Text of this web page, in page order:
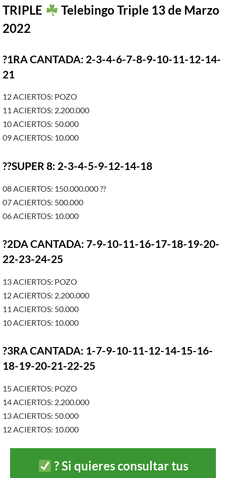
TRIPLE
Telebingo Triple 13 de Marzo
2022
?1RA CANTADA: 2-3-4-6-7-8-9-10-11-12-14-
21
12 ACIERTOS: POZO
11 ACIERTOS: 2.200.000
10 ACIERTOS: 50.000
09 ACIERTOS: 10.000
??SUPER 8: 2-3-4-5-9-12-14-18
08 ACIERTOS: 150.000.000 ??
07 ACIERTOS: 500.000
06 ACIERTOS: 10.000
?2DA CANTADA: 7-9-10-11-16-17-18-19-20-
22-23-24-25
13 ACIERTOS: POZO
12 ACIERTOS: 2.200.000
11 ACIERTOS: 50.000
10 ACIERTOS: 10.000
?3RA CANTADA: 1-7-9-10-11-12-14-15-16-
18-19-20-21-22-25
15 ACIERTOS: POZO
14 ACIERTOS: 2.200.000
13 ACIERTOS: 50.000
12 ACIERTOS: 10.000
?Si quieres consultar tus